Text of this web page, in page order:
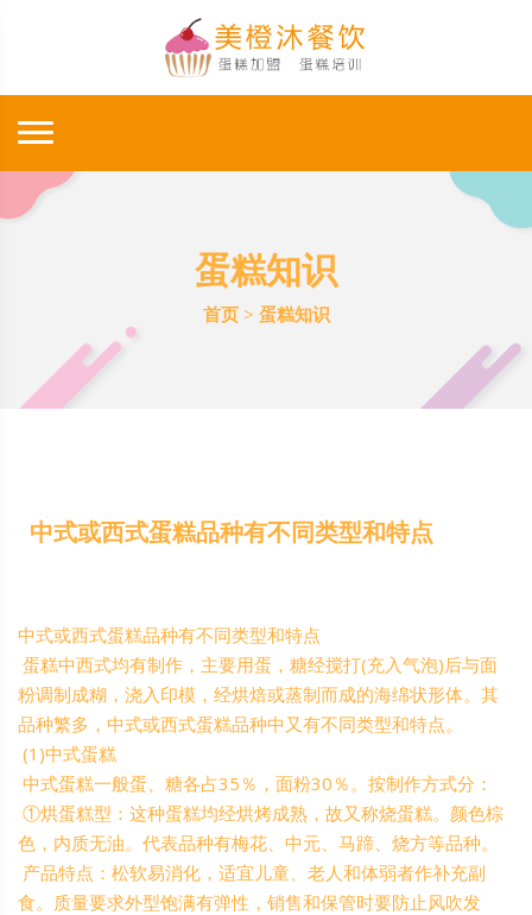
蛋糕知识
首页> 蛋糕知识
中式或西式蛋糕品种有不同类型和特点
中式或西式蛋糕品种有不同类型和特点
蛋糕中西式均有制作，主要用蛋，糖经搅打(充入气泡)后与面
粉调制成糊，浇入印模，经烘焙或蒸制而成的海绵状形体。其
品种繁多，中式或西式蛋糕品种中又有不同类型和特点。
(1)中式蛋糕
中式蛋糕一般蛋、糖各占35％，面粉30％。按制作方式分：
①烘蛋糕型：这种蛋糕均经烘烤成熟，故又称烧蛋糕。颜色棕
色，内质无油。代表品种有梅花、中元、马蹄、烧方等品种。
产品特点：松软易消化，适宜儿童、老人和体弱者作补充副
食。质量要求外型饱满有弹性，销售和保管时要防止风吹发